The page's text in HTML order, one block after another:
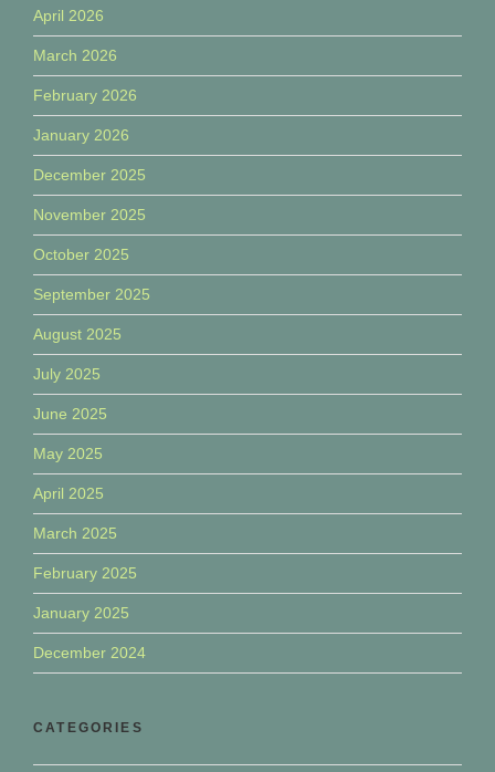
April 2026
March 2026
February 2026
January 2026
December 2025
November 2025
October 2025
September 2025
August 2025
July 2025
June 2025
May 2025
April 2025
March 2025
February 2025
January 2025
December 2024
CATEGORIES